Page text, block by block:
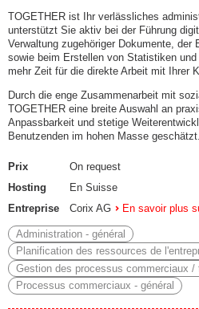
TOGETHER ist Ihr verlässliches
unterstützt Sie aktiv bei der Führung
Verwaltung zugehöriger Dokumente, der
sowie beim Erstellen von Statistiken
mehr Zeit für die direkte Arbeit mit Ihrer
Durch die enge Zusammenarbeit mit
TOGETHER eine breite Auswahl an
Anpassbarkeit und stetige
Benutzenden im hohen Masse geschätzt.
Prix
On request
Hosting
En Suisse
Entreprise
Corix AG En savoir plus
Administration - général
Planification des ressources de
Gestion des processus commerciaux /
Processus commerciaux - général